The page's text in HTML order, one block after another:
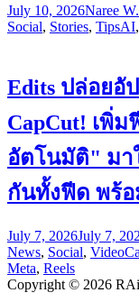
July 10, 2026Naree W.
Social, Stories, TipsAI,
Edits ปล่อยอั
CapCut! เพิ่
อัตโนมัติ" มา
กันทั้งฟีด พร้อ
July 7, 2026July 7,
News, Social, Video
Meta, Reels
Copyright © 2026